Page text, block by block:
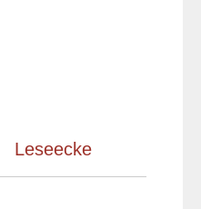
Leseecke